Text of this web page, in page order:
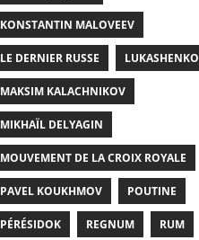
KONSTANTIN MALOVEEV
LE DERNIER RUSSE LUKASHENKO
MAKSIM KALACHNIKOV
MIKHAÏL DELYAGIN
MOUVEMENT DE LA CROIX ROYALE
PAVEL KOUKHMOV POUTINE
PÉRÉSIDOK REGNUM RUM